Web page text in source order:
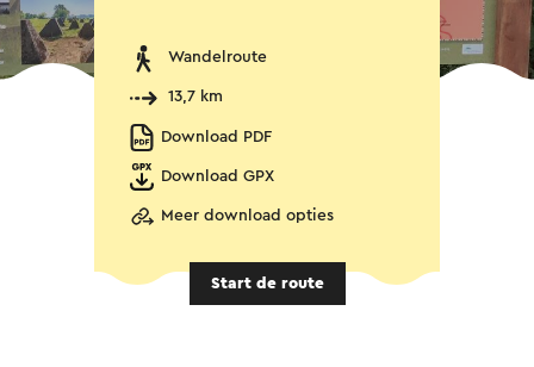
Wandelroute
13,7 km
Download PDF
Download GPX
Meer download opties
Start de route